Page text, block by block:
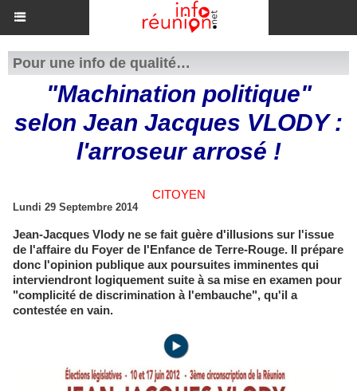
Pour une info de qualité…
"Machination politique"
selon Jean Jacques VLODY :
l'arroseur arrosé !
CITOYEN
Lundi 29 Septembre 2014
Jean-Jacques Vlody ne se fait guère d'illusions sur l'issue
de l'affaire du Foyer de l'Enfance de Terre-Rouge. Il prépare
donc l'opinion publique aux poursuites imminentes qui
interviendront logiquement suite à sa mise en examen pour
"complicité de discrimination à l'embauche", qu'il a
contestée en vain.